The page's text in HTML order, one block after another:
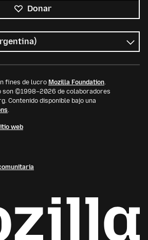
Donar
fines de lucro Mozilla Foundation.
son ©1998–2026 de colaboradores
Contenido disponible bajo una
.
web